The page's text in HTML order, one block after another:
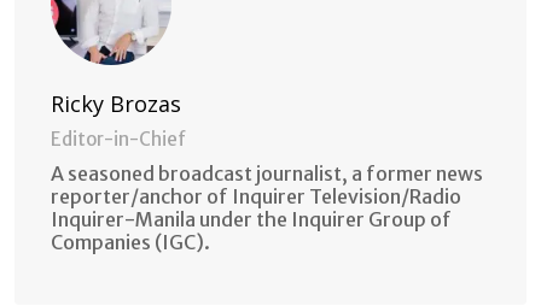
Ricky Brozas
Editor-in-Chief
A seasoned broadcast journalist, a former news
reporter/anchor of Inquirer Television/Radio
Inquirer-Manila under the Inquirer Group of
Companies (IGC).